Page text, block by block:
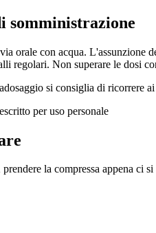
somministrazione
orale con acqua. L'assunzione
regolari. Non superare le dosi
si consiglia di ricorrere
per uso personale
prendere la compressa appena